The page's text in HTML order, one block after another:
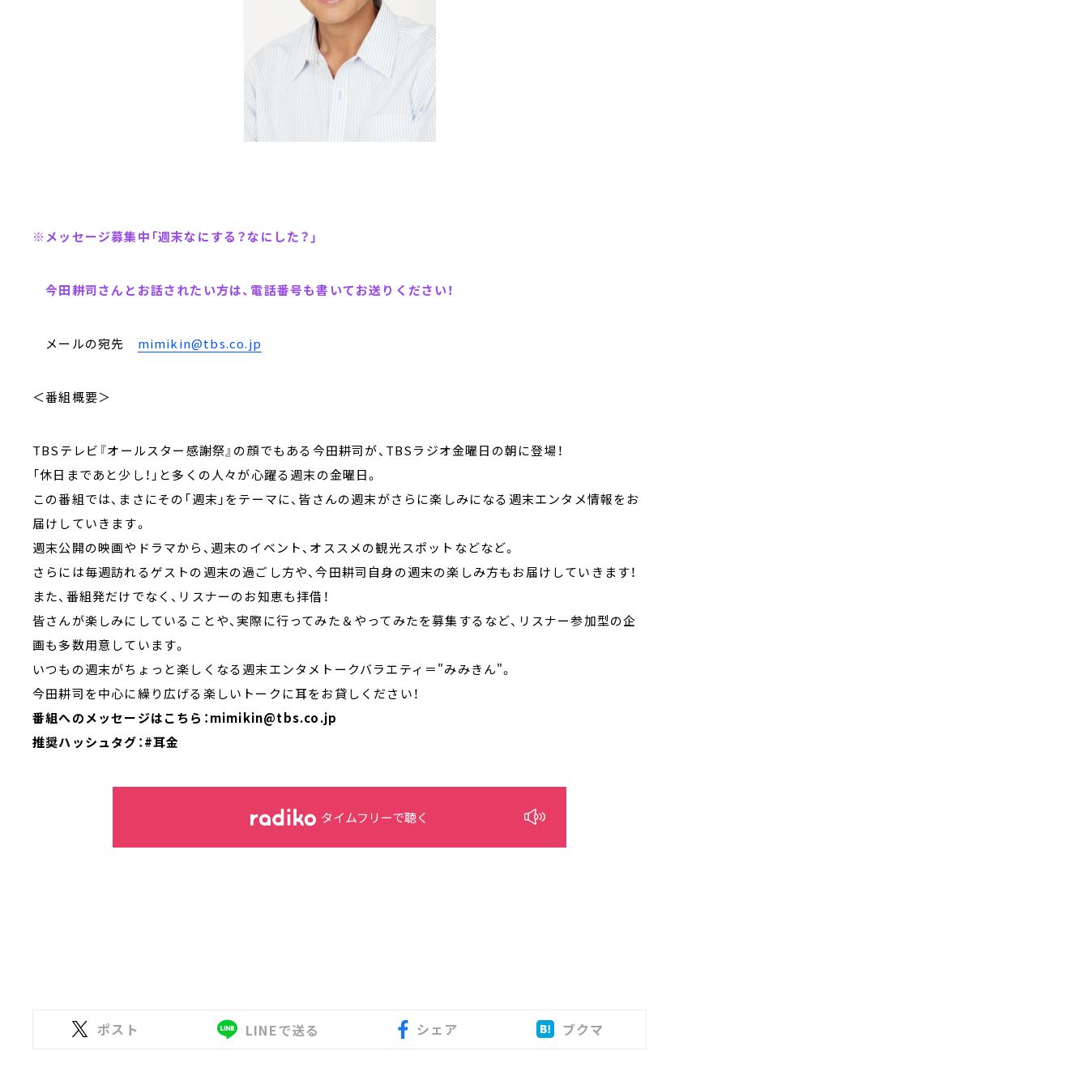
※メッセージ募集中「週末なにする？なにした？」
今田耕司さんとお話されたい方は、電話番号も書いてお送りください！
メールの宛先 mimikin@tbs.co.jp
＜番組概要＞
TBSテレビ『オールスター感謝祭』の顔でもある今田耕司が、TBSラジオ金曜日の朝に登場！
「休日まであと少し！」と多くの人々が心躍る週末の金曜日。
この番組では、まさにその「週末」をテーマに、皆さんの週末がさらに楽しみになる週末エンタメ情報をお
届けしていきます。
週末公開の映画やドラマから、週末のイベント、オススメの観光スポットなどなど。
さらには毎週訪れるゲストの週末の過ごし方や、今田耕司自身の週末の楽しみ方もお届けしていきます！
また、番組発だけでなく、リスナーのお知恵も拝借！
皆さんが楽しみにしていることや、実際に行ってみた＆やってみたを募集するなど、リスナー参加型の企
画も多数用意しています。
いつもの週末がちょっと楽しくなる週末エンタメトークバラエティ＝"みみきん"。
今田耕司を中心に繰り広げる楽しいトークに耳をお貸しください！
番組へのメッセージはこちら：mimikin@tbs.co.jp
推奨ハッシュタグ：#耳金
タイムフリーで聴く
ポスト LINEで送る シェア ブクマ